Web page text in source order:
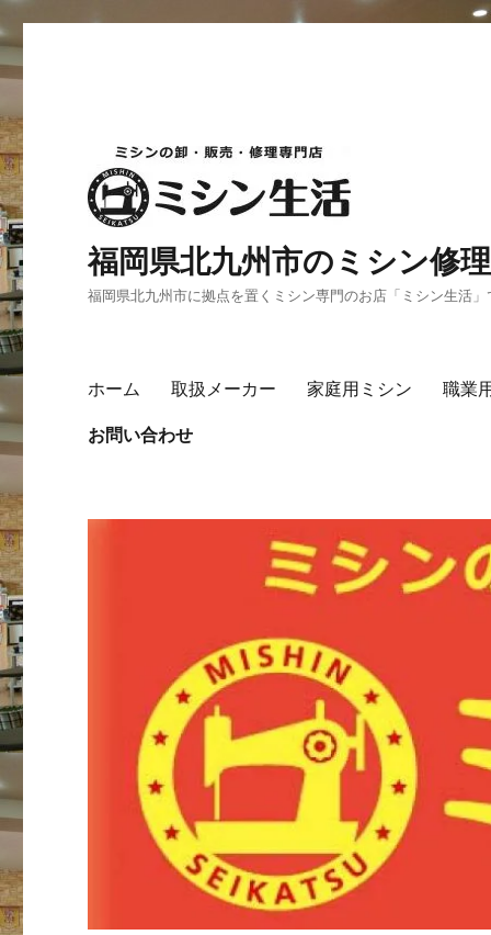
福岡県北九州市のミシン修
福岡県北九州市に拠点を置くミシン専門のお店「ミシン生活
ホーム 取扱メーカー 家庭用ミシン 職業
お問い合わせ